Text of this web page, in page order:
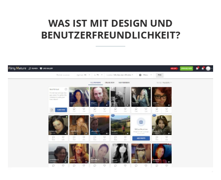
WAS IST MIT DESIGN UND
BENUTZERFREUNDLICHKEIT?